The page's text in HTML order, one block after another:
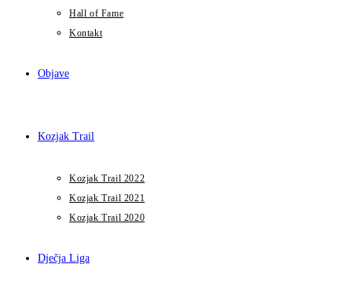
Hall of Fame
Kontakt
Objave
Kozjak Trail
Kozjak Trail 2022
Kozjak Trail 2021
Kozjak Trail 2020
Dječja Liga